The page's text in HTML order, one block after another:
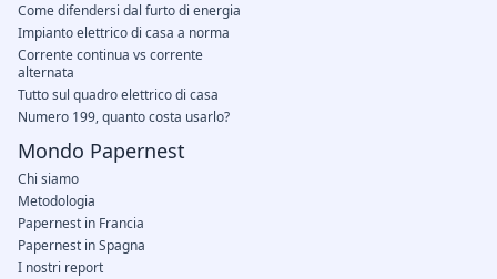
Come difendersi dal furto di energia
Impianto elettrico di casa a norma
Corrente continua vs corrente
alternata
Tutto sul quadro elettrico di casa
Numero 199, quanto costa usarlo?
Mondo Papernest
Chi siamo
Metodologia
Papernest in Francia
Papernest in Spagna
I nostri report